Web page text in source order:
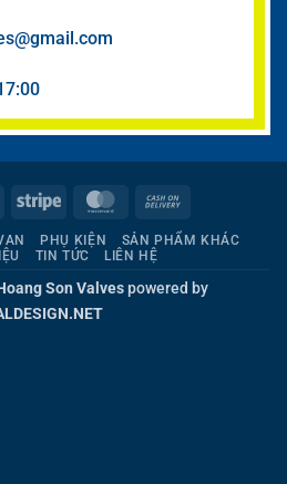
Stripe MasterCard
Delivery
PHỤ KIỆN
SẢN PHẨM KHÁC
TIN TỨC LIÊN HỆ
Son Valvespowered by